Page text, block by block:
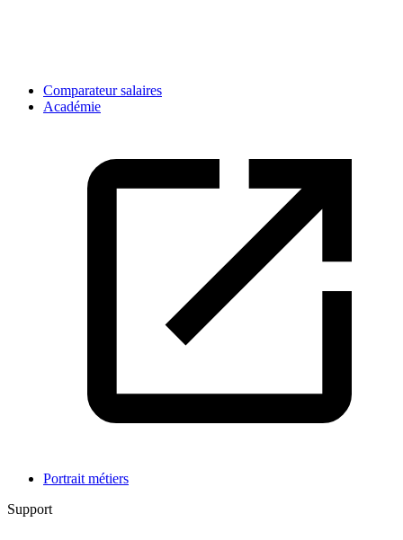
Comparateur salaires
Académie
Portrait métiers
Support